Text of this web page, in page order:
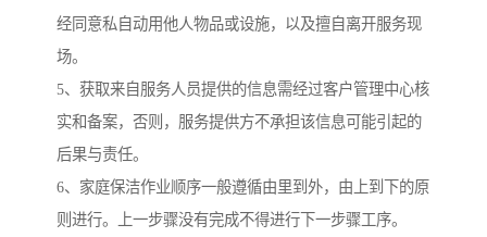
经同意私自动用他人物品或设施，以及擅自离开服务现
场。
5、获取来自服务人员提供的信息需经过客户管理中心核
实和备案，否则，服务提供方不承担该信息可能引起的
后果与责任。
6、家庭保洁作业顺序一般遵循由里到外，由上到下的原
则进行。上一步骤没有完成不得进行下一步骤工序。